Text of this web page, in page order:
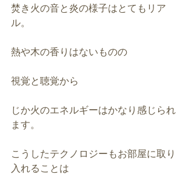
焚き火の音と炎の様子はとてもリア
ル。
熱や木の香りはないものの
視覚と聴覚から
じか火のエネルギーはかなり感じられ
ます。
こうしたテクノロジーもお部屋に取り
入れることは